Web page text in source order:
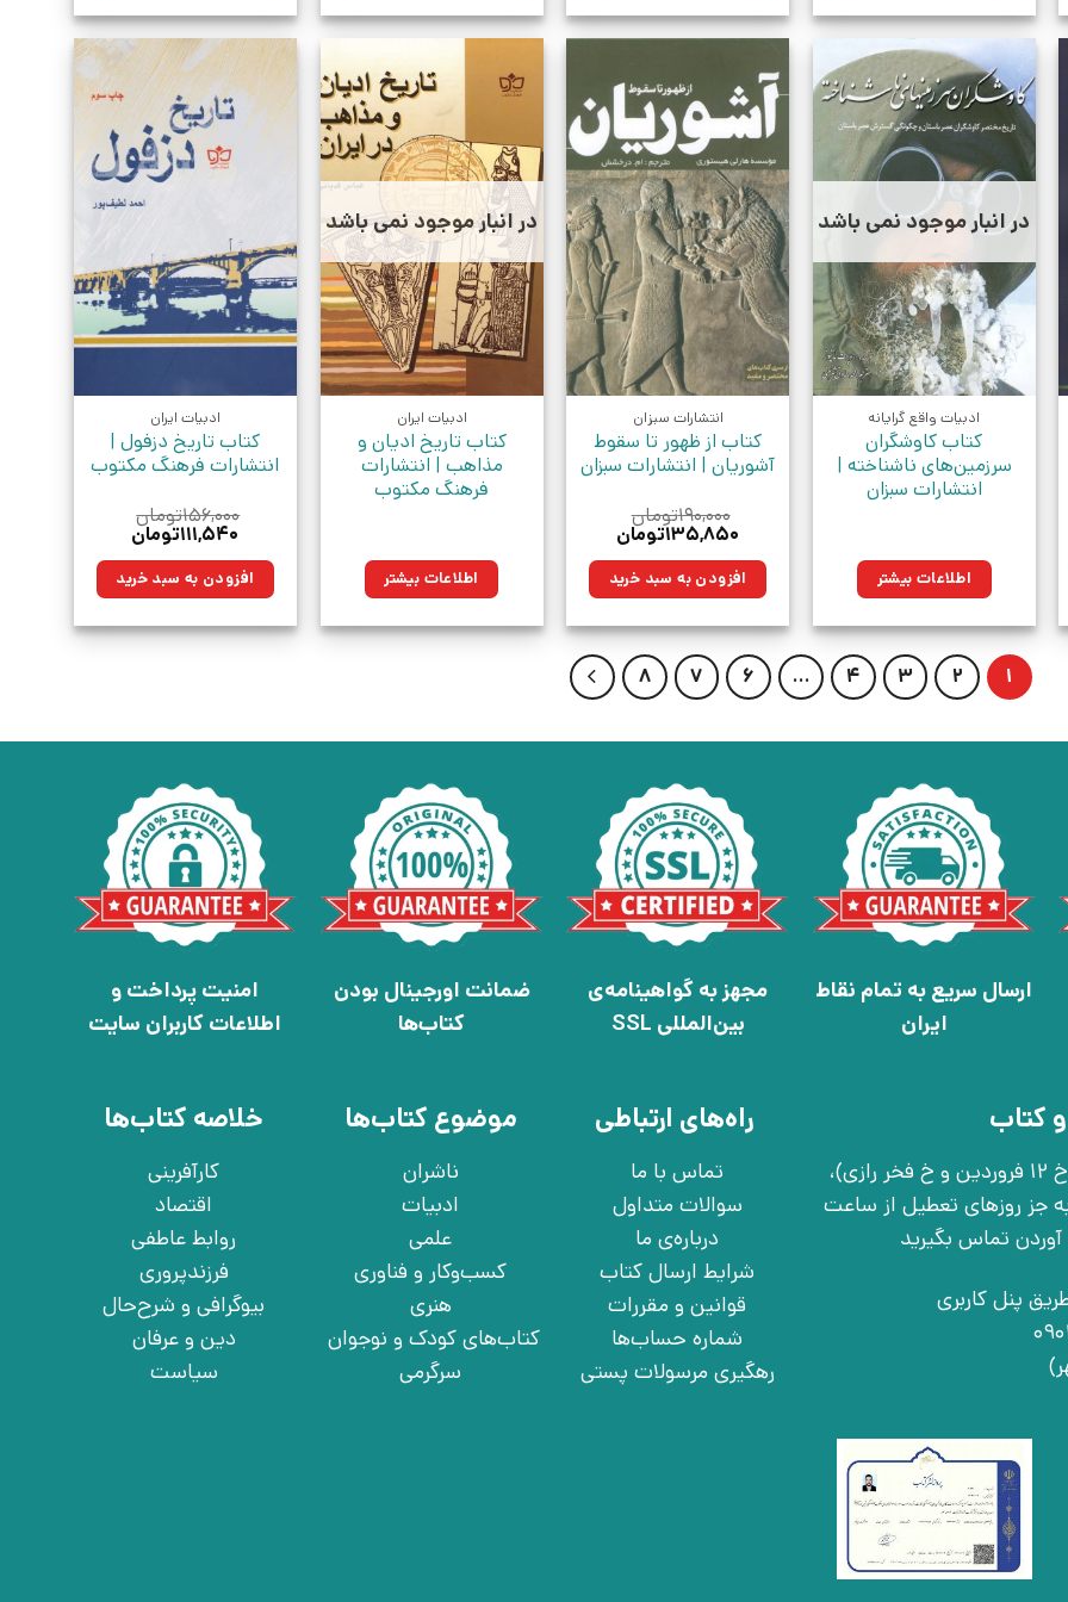
در انبار موجود نمی باشد
ادبیات واقع گرایانه
کتاب کاوشگران
سرزمین‌های ناشناخته |
انتشارات سبزان
اطلاعات بیشتر
انتشارات سبزان
کتاب از ظهور تا سقوط
آشوریان | انتشارات سبزان
۱۹۰,۰۰۰تومان
قیمت
۱۹۰,۰۰۰تومان
بود.
۱۳۵,۸۵۰تومانقیمت
۱۳۵,۸۵۰تومان.افزودن به سبد خرید
در انبار موجود نمی باشد
ادبیات ایران
کتاب تاریخ ادیان و
مذاهب | انتشارات
فرهنگ مکتوب
اطلاعات بیشتر
ادبیات ایران
کتاب تاریخ دزفول |
انتشارات فرهنگ مکتوب
۱۵۶,۰۰۰تومان
قیمت
۱۵۶,۰۰۰تومان
بود.
۱۱۱,۵۴۰تومانقیمت
۱۱۱,۵۴۰تومان.افزودن به سبد خرید
1
2
3
4
…
6
7
8
ارسال سریع به تمام نقاط
ایران
مجهز به گواهینامه‌ی
بین‌المللی SSL
ضمانت اورجینال بودن
کتاب‌ها
امنیت پرداخت و
اطلاعات کاربران سایت
کتاب
تهران، خ انقلاب، خ 12 فروردین، خ روانمهر شرقی(بین خ 12 فروردین و خ فخر رازی)،
به جز روزهای تعطیل از ساعت
پنل کاربری
راه‌های ارتباطی
تماس با ما
سوالات متداول
درباره‌ی ما
شرایط ارسال کتاب
قوانین و مقررات
شماره حساب‌ها
رهگیری مرسولات پستی
موضوع کتاب‌ها
ناشران
ادبیات
علمی
کسب‌وکار و فناوری
هنری
کتاب‌های کودک و نوجوان
سرگرمی
خلاصه کتاب‌ها
کارآفرینی
اقتصاد
روابط عاطفی
فرزندپروری
بیوگرافی و شرح‌حال
دین و عرفان
سیاست